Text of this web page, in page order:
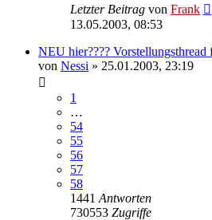
Letzter Beitrag von Frank
13.05.2003, 08:53
NEU hier???? Vorstellungsthread
von Nessi » 25.01.2003, 23:19
1
…
54
55
56
57
58
1441 Antworten
730553 Zugriffe